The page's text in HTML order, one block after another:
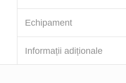
Echipament
Informații adiționale